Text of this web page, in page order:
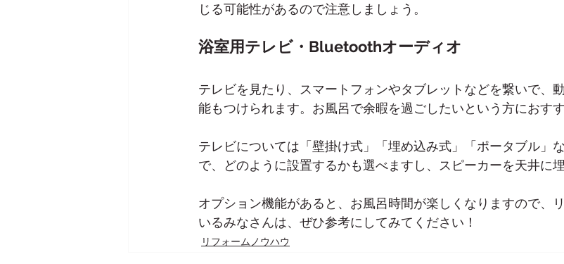
じる可能性があるので注意しましょう。
浴室用テレビ・Bluetoothオーディオ
テレビを見たり、スマートフォンやタブレットなどを繋いで、
能もつけられます。お風呂で余暇を過ごしたいという方におす
テレビについては「壁掛け式」「埋め込み式」「ポータブル」
で、どのように設置するかも選べますし、スピーカーを天井に
オプション機能があると、お風呂時間が楽しくなりますので、
いるみなさんは、ぜひ参考にしてみてください！
リフォームノウハウ